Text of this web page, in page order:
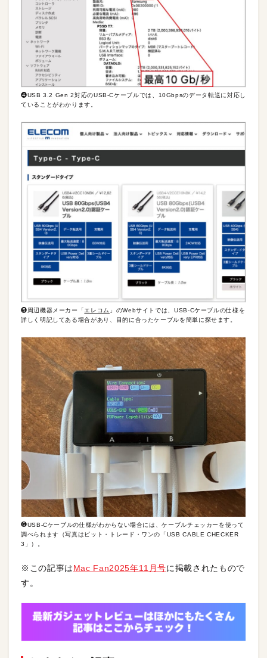
❹USB 3.2 Gen 2対応のUSB-Cケーブルでは、10Gbpsのデータ転送に対応し
ていることがわかります。
❺周辺機器メーカー「エレコム 」のWebサイトでは、USB-Cケーブルの仕様を
詳しく明記してある場合があり、目的に合ったケーブルを簡単に探せます。
❻USB-Cケーブルの仕様がわからない場合には、ケーブルチェッカーを使って
調べられます（写真はビット・トレード・ワンの「USB CABLE CHECKER
3」）。
※この記事はMac Fan2025年11月号に掲載されたもので
す。